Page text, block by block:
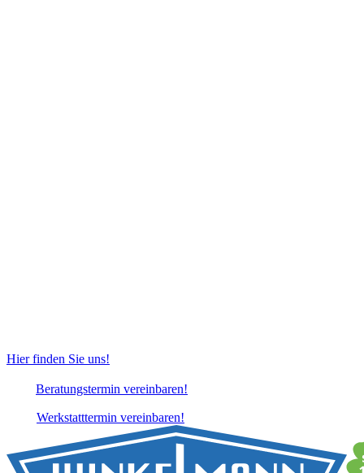
Hier finden Sie uns!
Beratungstermin vereinbaren!
Werkstatttermin vereinbaren!